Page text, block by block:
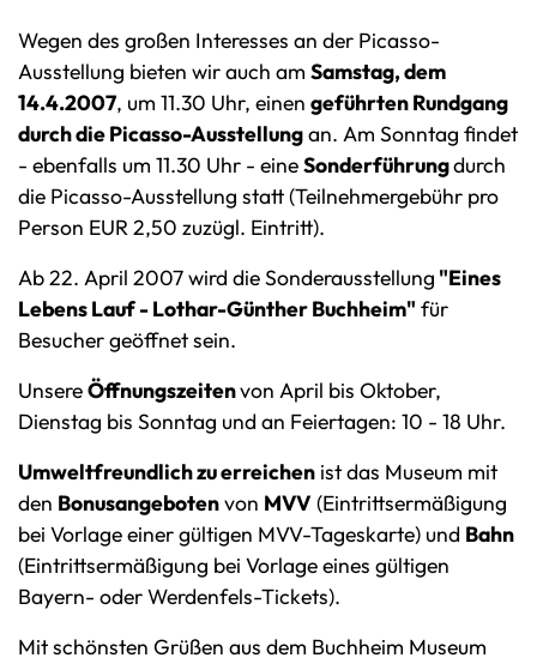
Wegen des großen Interesses an der Picasso-
Ausstellung bieten wir auch am Samstag, dem
14.4.2007, um 11.30 Uhr, einen geführten Rundgang
durch die Picasso-Ausstellungan. Am Sonntag findet
- ebenfalls um 11.30 Uhr - eineSonderführungdurch
die Picasso-Ausstellung statt (Teilnehmergebühr pro
Person EUR 2,50 zuzügl. Eintritt).
Ab 22. April 2007 wird die Sonderausstellung "Eines
Lebens Lauf - Lothar-Günther Buchheim" für
Besucher geöffnet sein.
UnsereÖffnungszeitenvon April bis Oktober,
Dienstag bis Sonntag und an Feiertagen: 10 - 18 Uhr.
Umweltfreundlich zu erreichen ist das Museum mit
den Bonusangebotenvon MVV (Eintrittsermäßigung
bei Vorlage einer gültigen MVV-Tageskarte) und Bahn
(Eintrittsermäßigung bei Vorlage eines gültigen
Bayern- oder Werdenfels-Tickets).
Mit schönsten Grüßen aus dem Buchheim Museum